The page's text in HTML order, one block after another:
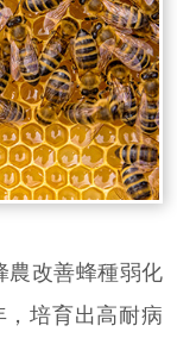
改善蜂種弱化
培育出高耐病